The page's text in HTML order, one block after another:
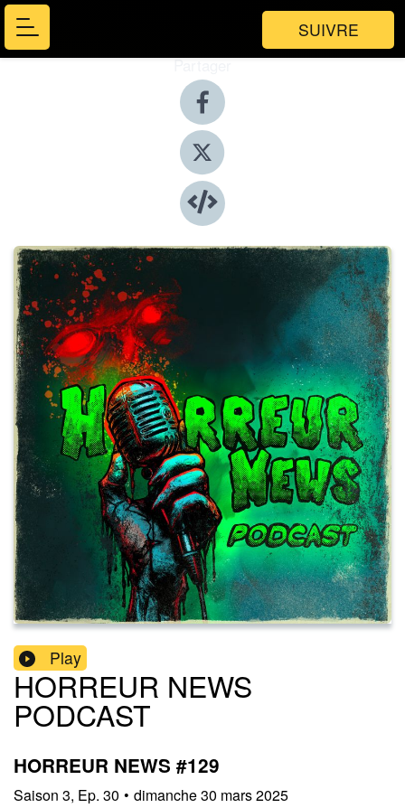
SUIVRE
Partager
Play
HORREUR NEWS
PODCAST
HORREUR NEWS #129
Saison 3, Ep. 30 • dimanche 30 mars 2025